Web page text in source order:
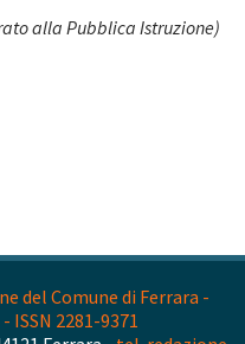
alla Pubblica Istruzione)
del Comune di Ferrara -
ISSN 2281-9371